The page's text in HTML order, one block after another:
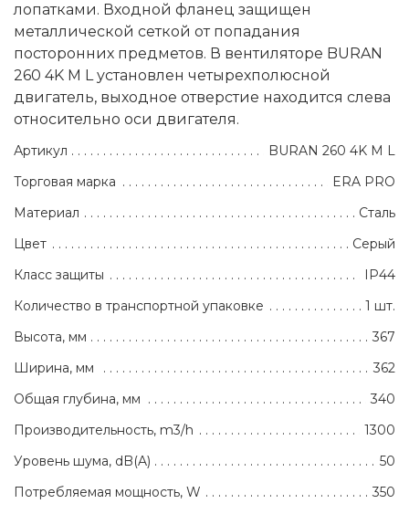
лопатками. Входной фланец защищен
металлической сеткой от попадания
посторонних предметов. В вентиляторе BURAN
260 4K M L установлен четырехполюсной
двигатель, выходное отверстие находится слева
относительно оси двигателя.
Артикул
BURAN 260 4K M L
Торговая марка
ERA PRO
Материал
Сталь
Цвет
Серый
Класс защиты
IP44
Количество в транспортной упаковке
1 шт.
Высота, мм
367
Ширина, мм
362
Общая глубина, мм
340
Производительность, m3/h
1300
Уровень шума, dB(A)
50
Потребляемая мощность, W
350